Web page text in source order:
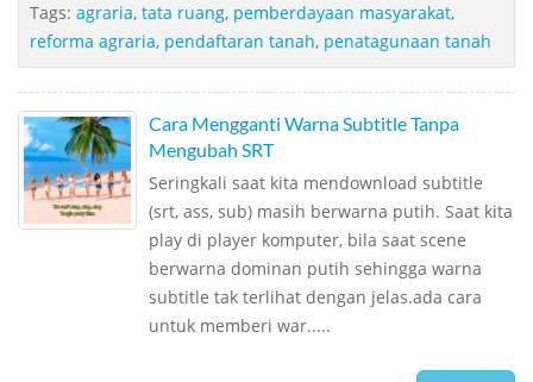
Tags: agraria, tata ruang, pemberdayaan masyarakat,
reforma agraria, pendaftaran tanah, penatagunaan tanah
Cara Mengganti Warna Subtitle Tanpa
Mengubah SRT
Seringkali saat kita mendownload subtitle
(srt, ass, sub) masih berwarna putih. Saat kita
play di player komputer, bila saat scene
berwarna dominan putih sehingga warna
subtitle tak terlihat dengan jelas.ada cara
untuk memberi war.....